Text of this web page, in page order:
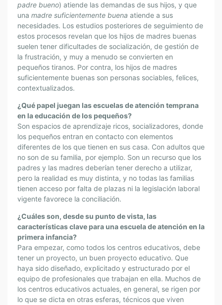
padre bueno) atiende las demandas de sus hijos, y que
una madre suficientemente buena atiende a sus
necesidades. Los estudios posteriores de seguimiento de
estos procesos revelan que los hijos de madres buenas
suelen tener dificultades de socialización, de gestión de
la frustración, y muy a menudo se convierten en
pequeños tiranos. Por contra, los hijos de madres
suficientemente buenas son personas sociables, felices,
contextualizados.
¿Qué papel juegan las escuelas de atención temprana
en la educación de los pequeños?
Son espacios de aprendizaje ricos, socializadores, donde
los pequeños entran en contacto con elementos
diferentes de los que tienen en sus casa. Con adultos que
no son de su familia, por ejemplo. Son un recurso que los
padres y las madres deberían tener derecho a utilizar,
pero la realidad es muy distinta, y no todas las familias
tienen acceso por falta de plazas ni la legislación laboral
vigente favorece la conciliación.
¿Cuáles son, desde su punto de vista, las
características clave para una escuela de atención en la
primera infancia?
Para empezar, como todos los centros educativos, debe
tener un proyecto, un buen proyecto educativo. Que
haya sido diseñado, explicitado y estructurado por el
equipo de profesionales que trabajan en ella. Muchos de
los centros educativos actuales, en general, se rigen por
lo que se dicta en otras esferas, técnicos que viven